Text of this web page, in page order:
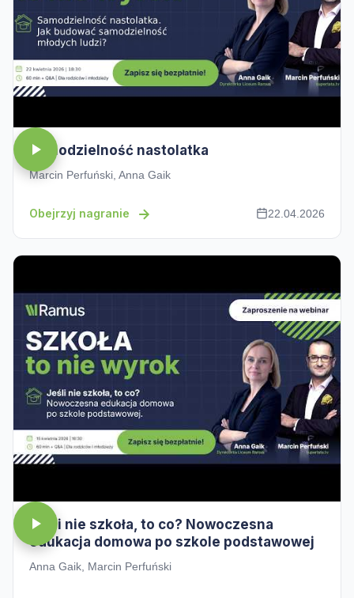
Samodzielność nastolatka
Marcin Perfuński, Anna Gaik
Obejrzyj nagranie 22.04.2026
Jeśli nie szkoła, to co? Nowoczesna
edukacja domowa po szkole podstawowej
Anna Gaik, Marcin Perfuński